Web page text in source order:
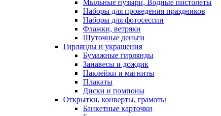
Мыльные пузыри, Водные пистолеты
Наборы для проведения праздников
Наборы для фотосессии
Флажки, ветряки
Шуточные деньги
Гирлянды и украшения
Бумажные гирлянды
Занавесы и дождик
Наклейки и магниты
Плакаты
Диски и помпоны
Открытки, конверты, грамоты
Банкетные карточки